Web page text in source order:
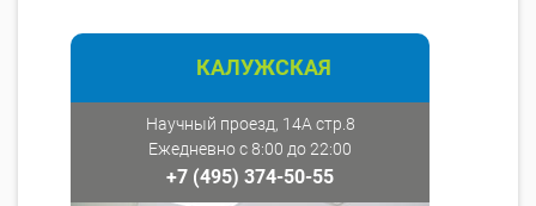
КАЛУЖСКАЯ
Научный проезд, 14А стр.8
Ежедневно с 8:00 до 22:00
+7 (495) 374-50-55